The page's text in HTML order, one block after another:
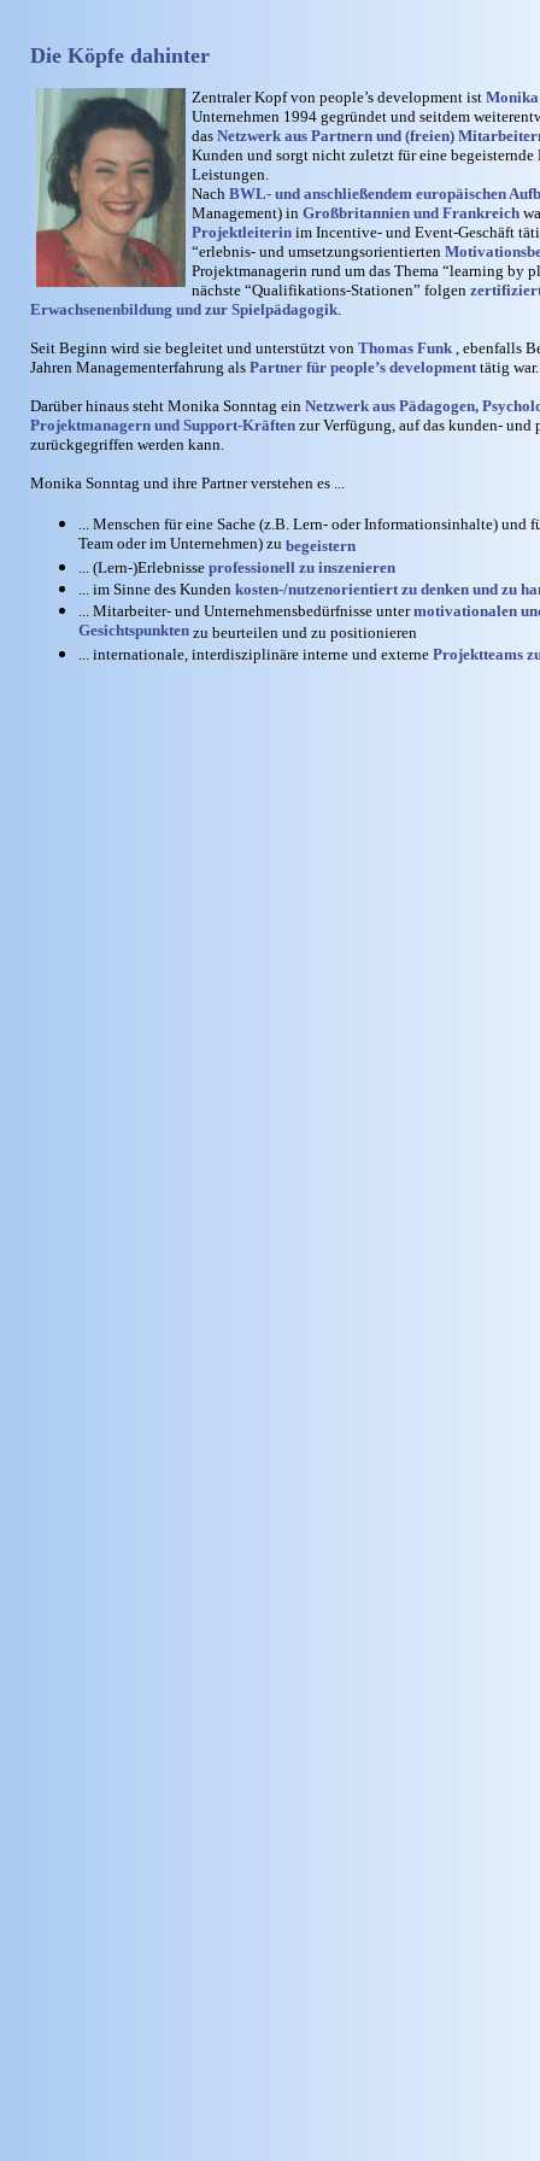
Die Köpfe dahinter
Zentraler Kopf von people’s development ist Monika
Unternehmen 1994 gegründet und seitdem
das Netzwerk aus Partnern und (freien)
Kunden und sorgt nicht zuletzt für eine
Leistungen.
Nach BWL- und anschließendem europäischen
Management) in Großbritannien und Frankreich
Projektleiterin im Incentive- und Event-Geschäft
“erlebnis- und umsetzungsorientierten
Projektmanagerin rund um das Thema “learning by
nächste “Qualifikations-Stationen” folgen
Erwachsenenbildung und zur Spielpädagogik.
Seit Beginn wird sie begleitet und unterstützt von Thomas Funk , ebenfalls
Jahren Managementerfahrung als Partner für people’s developmenttätig war.
Darüber hinaus steht Monika Sonntag ein Netzwerk aus Pädagogen,
Projektmanagern und Support-Kräften zur Verfügung, auf das kunden- und
zurückgegriffen werden kann.
Monika Sonntag und ihre Partner verstehen es ...
... Menschen für eine Sache (z.B. Lern- oder Informationsinhalte) und
Team oder im Unternehmen) zu begeistern
... (Lern-)Erlebnisse professionell zu inszenieren
... im Sinne des Kunden kosten-/nutzenorientiert zu denken und zu
... Mitarbeiter- und Unternehmensbedürfnisse untermotivationalen
Gesichtspunkten zu beurteilen und zu positionieren
... internationale, interdisziplinäre interne und externe Projektteams